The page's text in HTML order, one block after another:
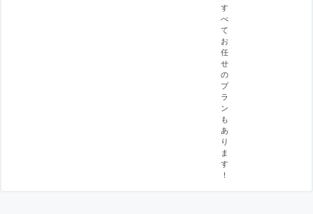
す
べ
て
お
任
せ
の
プ
ラ
ン
も
あ
り
ま
す
！